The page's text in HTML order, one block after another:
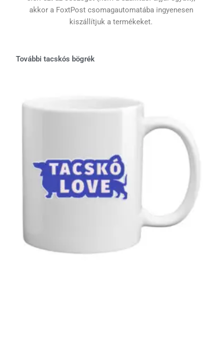
akkor a FoxtPost csomagautomatába ingyenesen
kiszállítjuk a termékeket.
További tacskós bögrék